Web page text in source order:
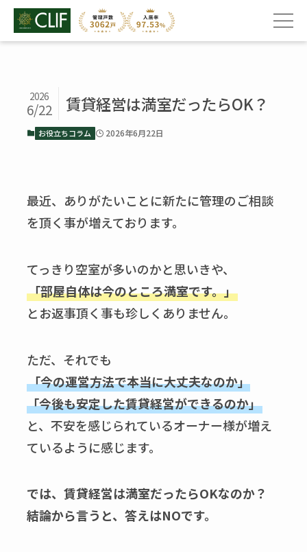
賃貸経営は満室だったらOK？
2026
6/22
お役立ちコラム 2026年6月22日
最近、ありがたいことに新たに管理のご相談
を頂く事が増えております。
てっきり空室が多いのかと思いきや、
「部屋自体は今のところ満室です。」
とお返事頂く事も珍しくありません。
ただ、それでも
「今の運営方法で本当に大丈夫なのか」
「今後も安定した賃貸経営ができるのか」
と、不安を感じられているオーナー様が増え
ているように感じます。
では、賃貸経営は満室だったらOKなのか？
結論から言うと、答えはNOです。